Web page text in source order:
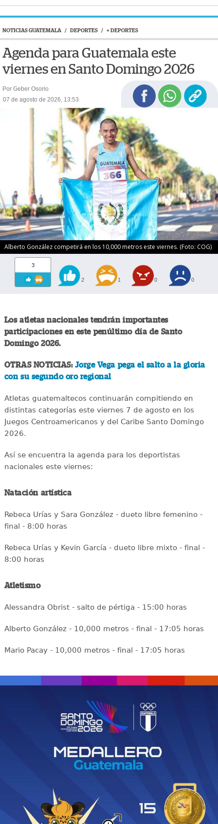
NOTICIAS GUATEMALA / DEPORTES / + DEPORTES
Agenda para Guatemala este
viernes en Santo Domingo 2026
Por Geber Osorio
07 de agosto de 2026, 13:53
Alberto González competirá en los 10,000 metros este viernes. (Foto: COG)
3
2 1 0 0
Los atletas nacionales tendrán importantes
participaciones en este penúltimo día de Santo
Domingo 2026.
OTRAS NOTICIAS: Jorge Vega pega el salto a la gloria
con su segundo oro regional
Atletas guatemaltecos continuarán compitiendo en
distintas categorías este viernes 7 de agosto en los
Juegos Centroamericanos y del Caribe Santo Domingo
2026.
Así se encuentra la agenda para los deportistas
nacionales este viernes:
Natación artística
Rebeca Urías y Sara González - dueto libre femenino -
final - 8:00 horas
Rebeca Urías y Kevin García - dueto libre mixto - final -
8:00 horas
Atletismo
Alessandra Obrist - salto de pértiga - 15:00 horas
Alberto González - 10,000 metros - final - 17:05 horas
Mario Pacay - 10,000 metros - final - 17:05 horas